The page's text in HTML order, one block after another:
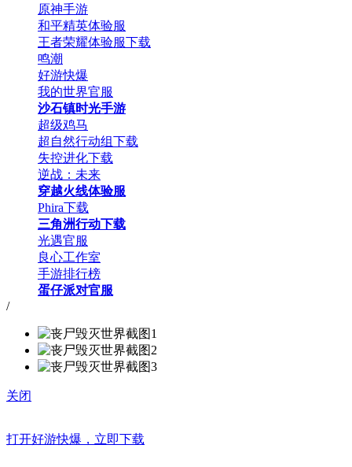
原神手游
和平精英体验服
王者荣耀体验服下载
鸣潮
好游快爆
我的世界官服
沙石镇时光手游
超级鸡马
超自然行动组下载
失控进化下载
逆战：未来
穿越火线体验服
Phira下载
三角洲行动下载
光遇官服
良心工作室
手游排行榜
蛋仔派对官服
/
关闭
打开好游快爆，立即下载